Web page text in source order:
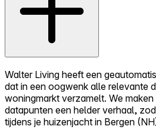
Walter Living heeft een
dat in een oogwenk alle relevante
woningmarkt verzamelt. We
datapunten een helder verhaal,
tijdens je huizenjacht in Bergen